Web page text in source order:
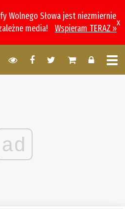
Wolnego Słowa jest niezmiernie
media!
Wspieram TERAZ »
x
ad